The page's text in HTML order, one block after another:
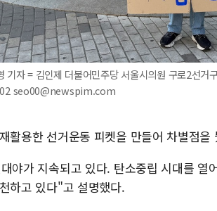
기자 = 김인제 더불어민주당 서울시의원 구로2선거
seo00@newspim.com
활용한 선거운동 피켓을 만들어 차별점을
야가 지속되고 있다. 탄소중립 시대를 열
하고 있다"고 설명했다.